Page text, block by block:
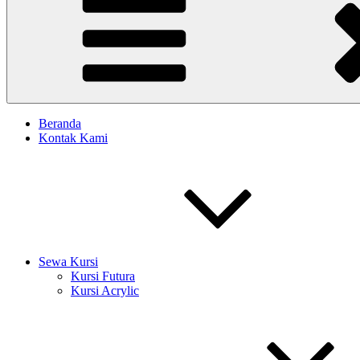
Beranda
Kontak Kami
Sewa Kursi
Kursi Futura
Kursi Acrylic